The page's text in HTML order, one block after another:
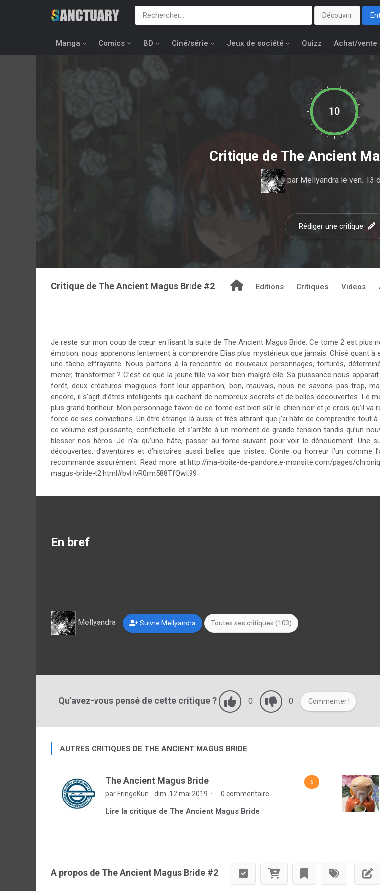
Découvrir
Manga Comics BD Ciné/série Jeux de société Quizz Achat/vente
10
Critique de The Ancient
par Mellyandrale ven. 13
Rédiger une critique
Critique de The Ancient Magus Bride #2 Editions Critiques Videos
Je reste sur mon coup de cœur en lisant la suite de The Ancient Magus Bride. Ce tome 2 est plus
émotion, nous apprenons lentement à comprendre Elias plus mystérieux que jamais. Chisé quant
une tâche effrayante. Nous partons à la rencontre de nouveaux personnages, torturés,
mener, transformer ? C’est ce que la jeune fille va voir bien malgré elle. Sa puissance nous
forêt, deux créatures magiques font leur apparition, bon, mauvais, nous ne savons pas trop,
encore, il s’agit d’êtres intelligents qui cachent de nombreux secrets et de belles découvertes. Le
plus grand bonheur. Mon personnage favori de ce tome est bien sûr le chien noir et je crois qu’il
force de ses convictions. Un être étrange là aussi et très attirant que j’ai hâte de comprendre tout
ce volume est puissante, conflictuelle et s’arrête à un moment de grande tension tandis qu’un
blesser nos héros. Je n’ai qu’une hâte, passer au tome suivant pour voir le dénouement. Une
découvertes, d’aventures et d’histoires aussi belles que tristes. Conte ou horreur l’un
recommande assurément. Read more at http://ma-boite-de-pandore.e-monsite.com/pages/
magus-bride-t2.html#bvHvR0rm588TfQwI.99
En bref
Mellyandra Suivre Mellyandra Toutes ses critiques (103)
Qu'avez-vous pensé de cette critique ? 0 0 Commenter !
AUTRES CRITIQUES DE THE ANCIENT MAGUS BRIDE
6
The Ancient Magus Bride
par FringeKun dim. 12 mai 2019 0 commentaire
Lire la critique de The Ancient Magus Bride
A propos de The Ancient Magus Bride #2